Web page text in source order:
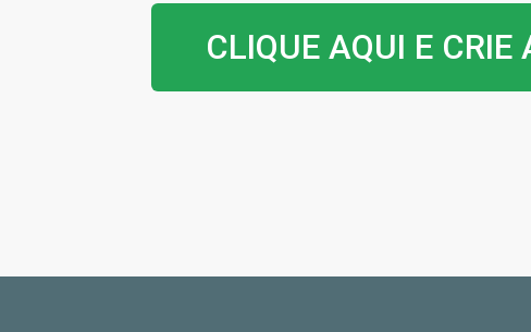
CLIQUE AQUI E CRIE